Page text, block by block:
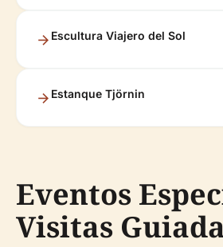
Escultura Viajero del Sol
Estanque Tjörnin
Eventos
Visitas